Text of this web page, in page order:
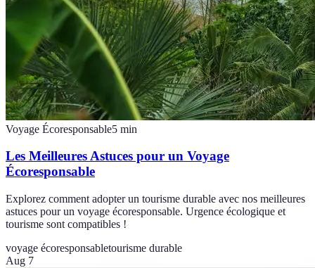
Voyage Écoresponsable5 min
Les Meilleures Astuces pour un Voyage
Écoresponsable
Explorez comment adopter un tourisme durable avec nos meilleures
astuces pour un voyage écoresponsable. Urgence écologique et
tourisme sont compatibles !
voyage écoresponsabletourisme durable
Aug 7